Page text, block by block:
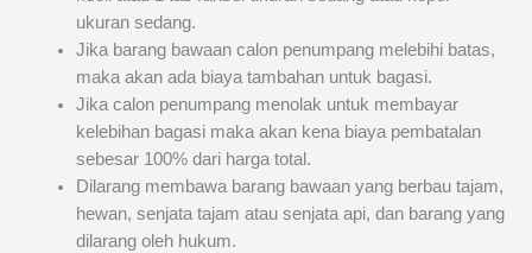
ukuran sedang.
Jika barang bawaan calon penumpang melebihi batas,
maka akan ada biaya tambahan untuk bagasi.
Jika calon penumpang menolak untuk membayar
kelebihan bagasi maka akan kena biaya pembatalan
sebesar 100% dari harga total.
Dilarang membawa barang bawaan yang berbau tajam,
hewan, senjata tajam atau senjata api, dan barang yang
dilarang oleh hukum.